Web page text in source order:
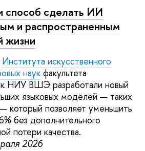
способ сделать ИИ
и распространенным
жизни
Института искусственного
наук факультета
НИУ ВШЭ разработали новый
языковых моделей — таких
который позволяет уменьшить
без дополнительного
потери качества.
2026